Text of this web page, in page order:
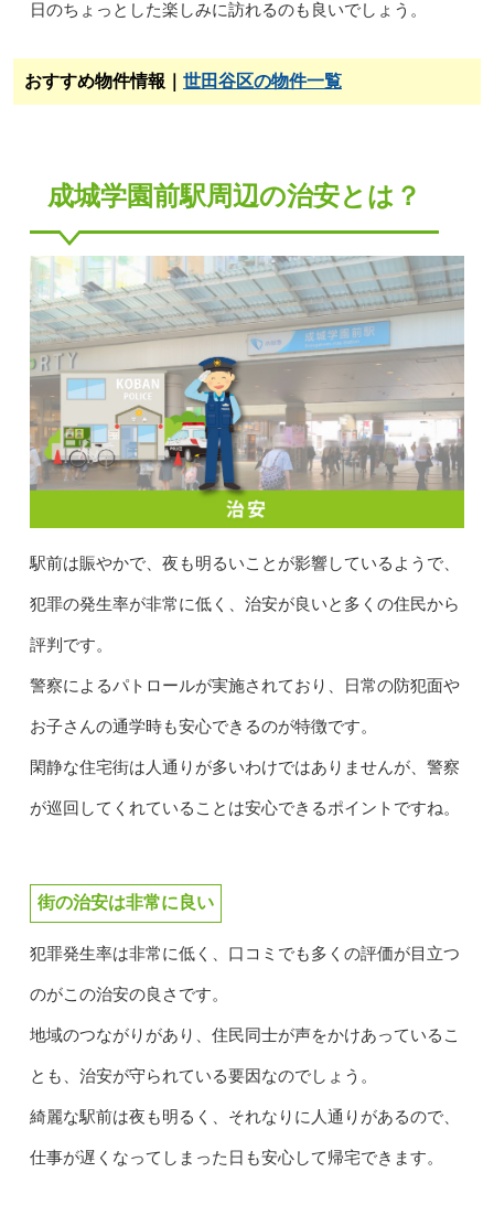
日のちょっとした楽しみに訪れるのも良いでしょう。
おすすめ物件情報｜ 世田谷区の物件一覧
成城学園前駅周辺の治安とは？
駅前は賑やかで、夜も明るいことが影響しているようで、
犯罪の発生率が非常に低く、治安が良いと多くの住民から
評判です。
警察によるパトロールが実施されており、日常の防犯面や
お子さんの通学時も安心できるのが特徴です。
閑静な住宅街は人通りが多いわけではありませんが、警察
が巡回してくれていることは安心できるポイントですね。
街の治安は非常に良い
犯罪発生率は非常に低く、口コミでも多くの評価が目立つ
のがこの治安の良さです。
地域のつながりがあり、住民同士が声をかけあっているこ
とも、治安が守られている要因なのでしょう。
綺麗な駅前は夜も明るく、それなりに人通りがあるので、
仕事が遅くなってしまった日も安心して帰宅できます。